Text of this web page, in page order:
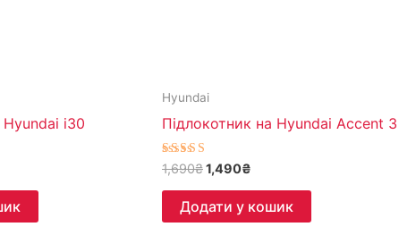
Hyundai i30
Hyundai
Підлокотник на Hyundai Accent 3
Оцінено в
5.00
з 5
1,690₴1,490₴
Додати у кошик